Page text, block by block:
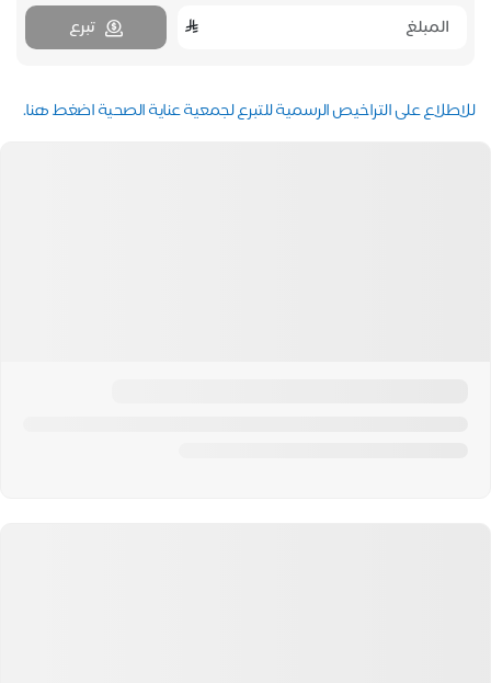
تبرع
للاطلاع على التراخيص الرسمية للتبرع لجمعية عناية الصحية اضغط هنا.